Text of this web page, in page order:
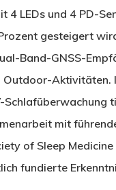
4 LEDs und 4 PD-
gesteigert
Band-GNSS-
Aktivitäten.
mit
of Sleep
fundierte